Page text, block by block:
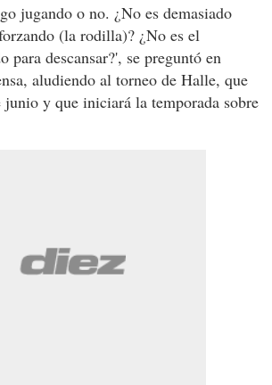
jugando o no. ¿No es demasiado
(la rodilla)? ¿No es el
para descansar?', se preguntó en
aludiendo al torneo de Halle, que
y que iniciará la temporada sobre